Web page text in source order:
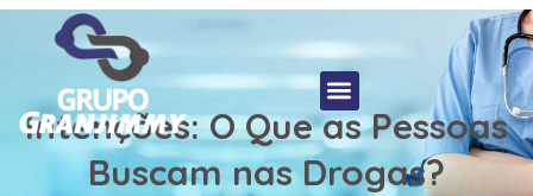
Intenções: O Que as Pessoas
Buscam nas Drogas?